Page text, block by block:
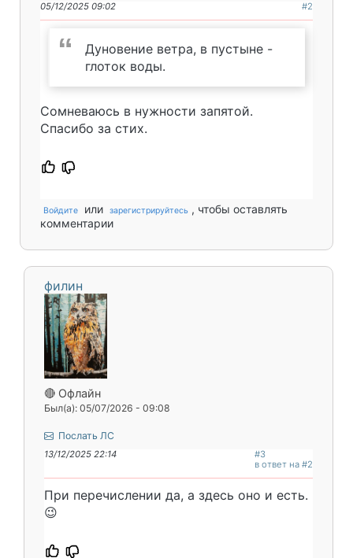
05/12/2025 09:02 #2
Дуновение ветра, в пустыне -
глоток воды.
Сомневаюсь в нужности запятой.
Спасибо за стих.
Войдите или зарегистрируйтесь , чтобы оставлять
комментарии
филин
🔴 Офлайн
Был(а): 05/07/2026 - 09:08
Послать ЛС
13/12/2025 22:14
#3
в ответ на #2
При перечислении да, а здесь оно и есть.
😉